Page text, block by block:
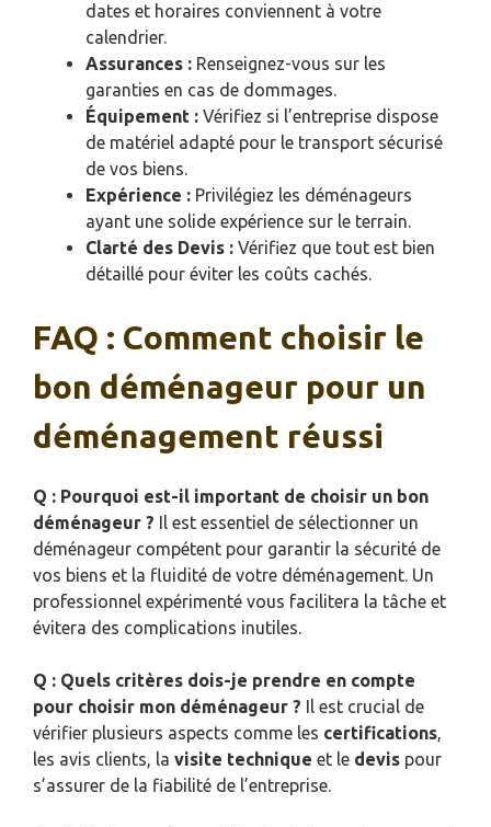
dates et horaires conviennent à votre
calendrier.
Assurances : Renseignez-vous sur les
garanties en cas de dommages.
Équipement : Vérifiez si l’entreprise dispose
de matériel adapté pour le transport sécurisé
de vos biens.
Expérience : Privilégiez les déménageurs
ayant une solide expérience sur le terrain.
Clarté des Devis : Vérifiez que tout est bien
détaillé pour éviter les coûts cachés.
FAQ : Comment choisir le
bon déménageur pour un
déménagement réussi
Q : Pourquoi est-il important de choisir un bon
déménageur ? Il est essentiel de sélectionner un
déménageur compétent pour garantir la sécurité de
vos biens et la fluidité de votre déménagement. Un
professionnel expérimenté vous facilitera la tâche et
évitera des complications inutiles.
Q : Quels critères dois-je prendre en compte
pour choisir mon déménageur ? Il est crucial de
vérifier plusieurs aspects comme les certifications,
les avis clients, la visite technique et le devis pour
s’assurer de la fiabilité de l’entreprise.